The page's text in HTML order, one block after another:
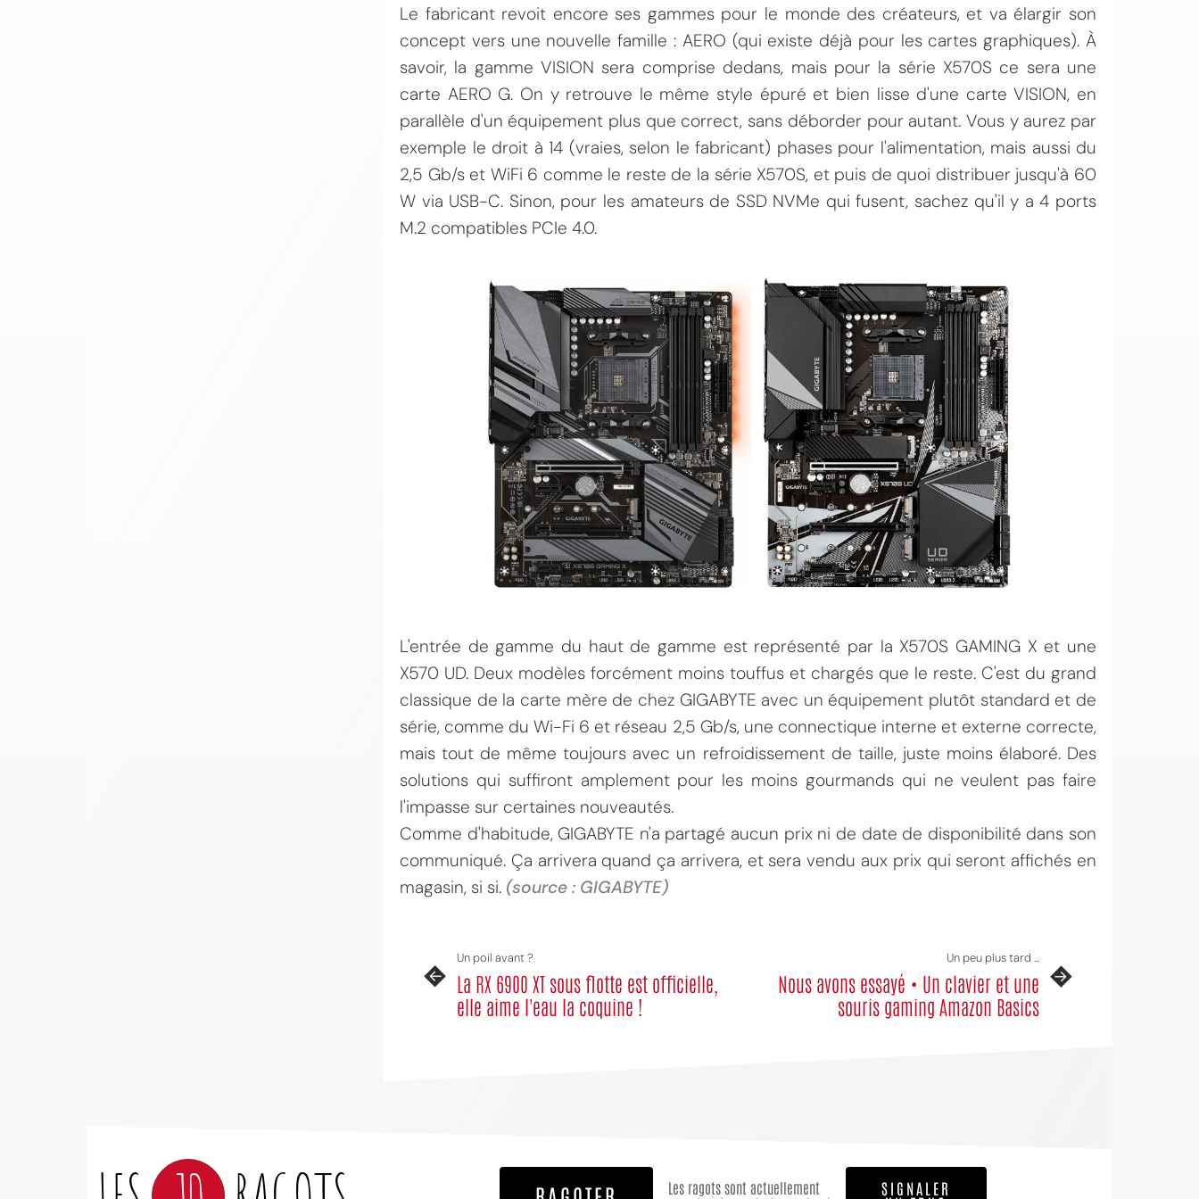
Le fabricant revoit encore ses gammes pour le monde des créateurs, et va élargir son
concept vers une nouvelle famille : AERO (qui existe déjà pour les cartes graphiques). À
savoir, la gamme VISION sera comprise dedans, mais pour la série X570S ce sera une
carte AERO G. On y retrouve le même style épuré et bien lisse d'une carte VISION, en
parallèle d'un équipement plus que correct, sans déborder pour autant. Vous y aurez par
exemple le droit à 14 (vraies, selon le fabricant) phases pour l'alimentation, mais aussi du
2,5 Gb/s et WiFi 6 comme le reste de la série X570S, et puis de quoi distribuer jusqu'à 60
W via USB-C. Sinon, pour les amateurs de SSD NVMe qui fusent, sachez qu'il y a 4 ports
M.2 compatibles PCIe 4.0.
L'entrée de gamme du haut de gamme est représenté par la X570S GAMING X et une
X570 UD. Deux modèles forcément moins touffus et chargés que le reste. C'est du grand
classique de la carte mère de chez GIGABYTE avec un équipement plutôt standard et de
série, comme du Wi-Fi 6 et réseau 2,5 Gb/s, une connectique interne et externe correcte,
mais tout de même toujours avec un refroidissement de taille, juste moins élaboré. Des
solutions qui suffiront amplement pour les moins gourmands qui ne veulent pas faire
l'impasse sur certaines nouveautés.
Comme d'habitude, GIGABYTE n'a partagé aucun prix ni de date de disponibilité dans son
communiqué. Ça arrivera quand ça arrivera, et sera vendu aux prix qui seront affichés en
magasin, si si. (source : GIGABYTE)
Un poil avant ?
La RX 6900 XT sous flotte est officielle,
elle aime l'eau la coquine !
Un peu plus tard ...
Nous avons essayé • Un clavier et une
souris gaming Amazon Basics
Les ragots sont actuellement
SIGNALER